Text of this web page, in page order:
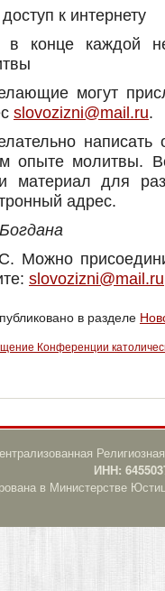
к интернету
конце каждой
могут
slovozizni@mail.ru.
написать
опыте молитвы.
материал для
адрес.
Можно
slovozizni@mail.ru
в разделе
Конференции
ИНН:
в Министерстве